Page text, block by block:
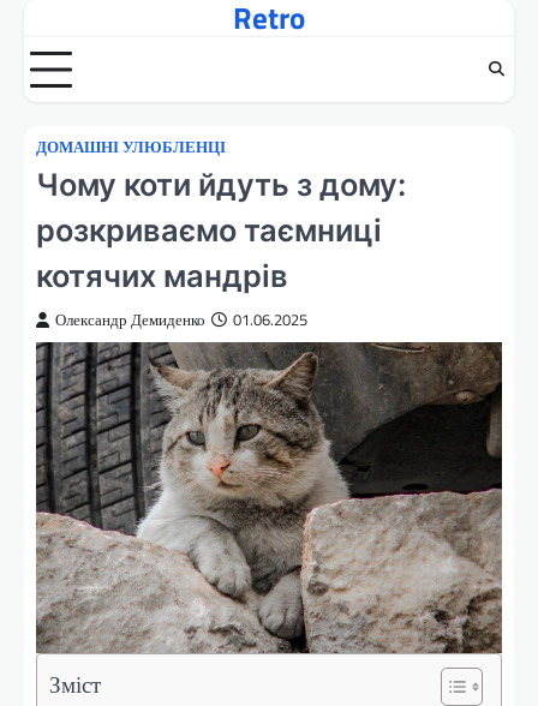
вмісту
Retro
ДОМАШНІ УЛЮБЛЕНЦІ
Чому коти йдуть з дому:
розкриваємо таємниці
котячих мандрів
Олександр Демиденко 01.06.2025
Зміст